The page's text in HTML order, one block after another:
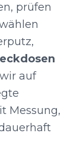
prüfen
auf
Messung,